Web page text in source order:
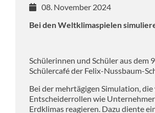
08. November 2024
Bei den Weltklimaspielen
Schülerinnen und Schüler aus dem
Schülercafé der Felix-Nussbaum-
Bei der mehrtägigen Simulation,
Entscheiderrollen wie
Erdklimas reagieren. Dazu diente